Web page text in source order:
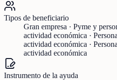
Tipos de beneficiario
Gran empresa · Pyme y
actividad económica ·
actividad económica ·
actividad económica
Instrumento de la ayuda